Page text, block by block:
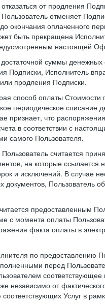
от продления
отменяет
окончания оплаченного
быть прекращена
настоящей
суммы денежных
Подписки, Исполнитель
продления Подписки.
способ оплаты Стоимости
периодическое списание
признает, что
в соответствии с
самого Пользователя.
считается
на которые
и исключений. В случае
Пользователь
предоставленным
с момента оплаты
факта оплаты в
по предоставлению
перед
независимо от
Услуг в